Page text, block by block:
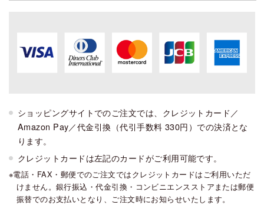
ショッピングサイトでのご注文では、クレジットカード／
Amazon Pay／代金引換（代引手数料 330円）での決済とな
ります。
クレジットカードは左記のカードがご利用可能です。
電話・FAX・郵便でのご注文ではクレジットカードはご利用いただ
けません。銀行振込・代金引換・コンビニエンスストアまたは郵便
振替でのお支払いとなり、ご注文時にお知らせいたします。